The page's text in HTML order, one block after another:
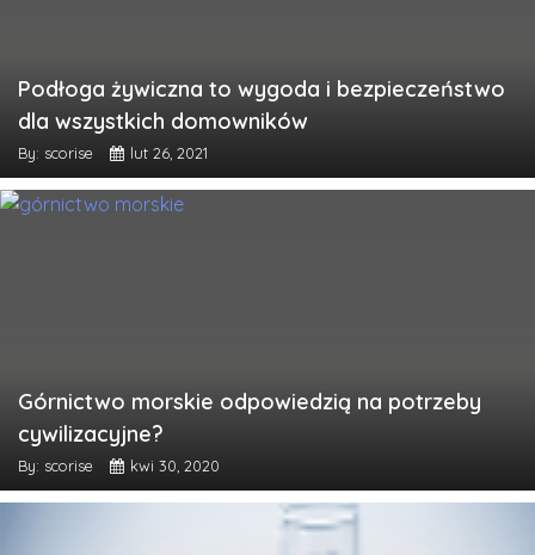
Podłoga żywiczna to wygoda i bezpieczeństwo
dla wszystkich domowników
By: scorise lut 26, 2021
Górnictwo morskie odpowiedzią na potrzeby
cywilizacyjne?
By: scorise kwi 30, 2020